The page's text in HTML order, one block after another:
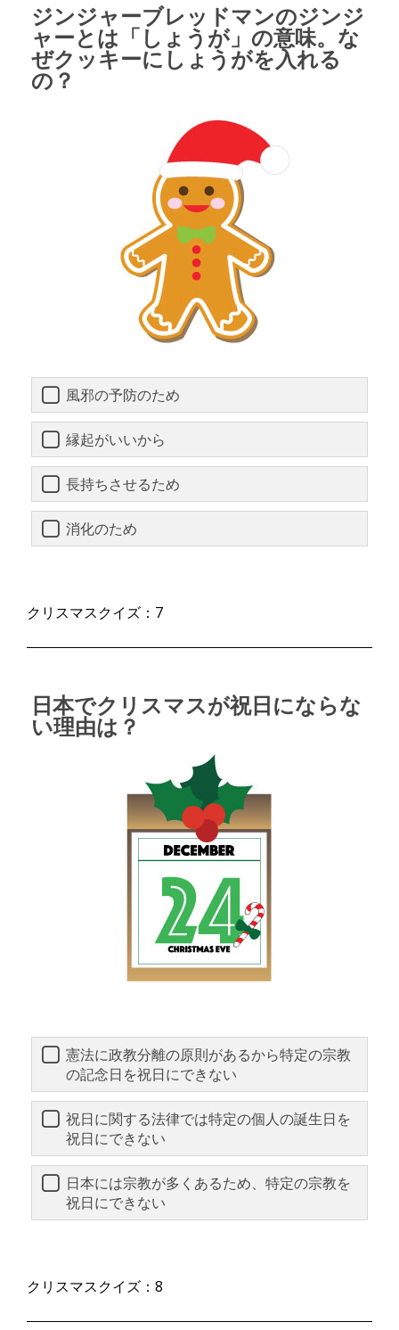
ジンジャーブレッドマンのジンジ
ャーとは「しょうが」の意味。な
ぜクッキーにしょうがを入れる
の？
風邪の予防のため
縁起がいいから
長持ちさせるため
消化のため
クリスマスクイズ：7
日本でクリスマスが祝日にならな
い理由は？
憲法に政教分離の原則があるから特定の宗教
の記念日を祝日にできない
祝日に関する法律では特定の個人の誕生日を
祝日にできない
日本には宗教が多くあるため、特定の宗教を
祝日にできない
クリスマスクイズ：8